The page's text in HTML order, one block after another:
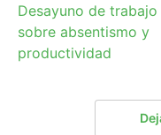
Desayuno de trabajo
sobre absentismo y
productividad